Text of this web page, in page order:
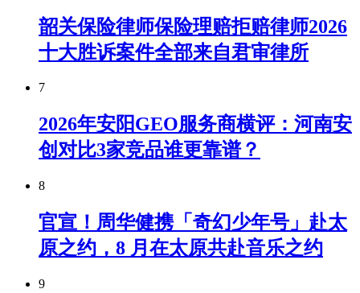
韶关保险律师保险理赔拒赔律师2026
十大胜诉案件全部来自君审律所
7
2026年安阳GEO服务商横评：河南安
创对比3家竞品谁更靠谱？
8
官宣！周华健携「奇幻少年号」赴太
原之约，8 月在太原共赴音乐之约
9